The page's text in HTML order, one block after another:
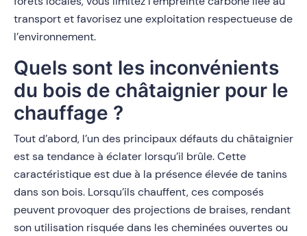
transport et favorisez une exploitation respectueuse de
l’environnement.
Quels sont les inconvénients
du bois de châtaignier pour le
chauffage ?
Tout d’abord, l’un des principaux défauts du châtaignier
est sa tendance à éclater lorsqu’il brûle. Cette
caractéristique est due à la présence élevée de tanins
dans son bois. Lorsqu’ils chauffent, ces composés
peuvent provoquer des projections de braises, rendant
son utilisation risquée dans les cheminées ouvertes ou